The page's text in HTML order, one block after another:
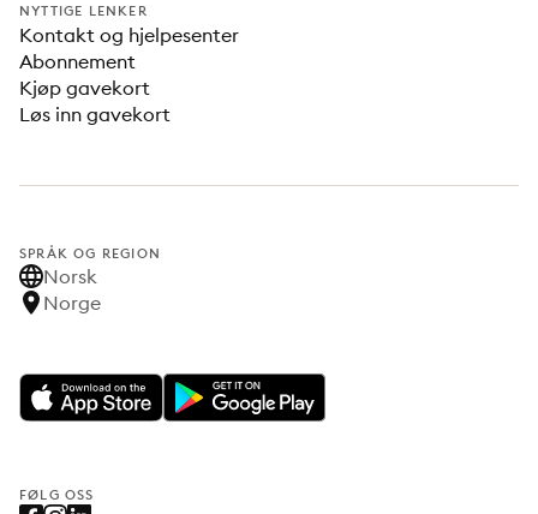
NYTTIGE LENKER
Kontakt og hjelpesenter
Abonnement
Kjøp gavekort
Løs inn gavekort
SPRÅK OG REGION
Norsk
Norge
FØLG OSS